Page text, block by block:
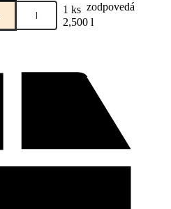
l 1 ks zodpovedá
2,500 l